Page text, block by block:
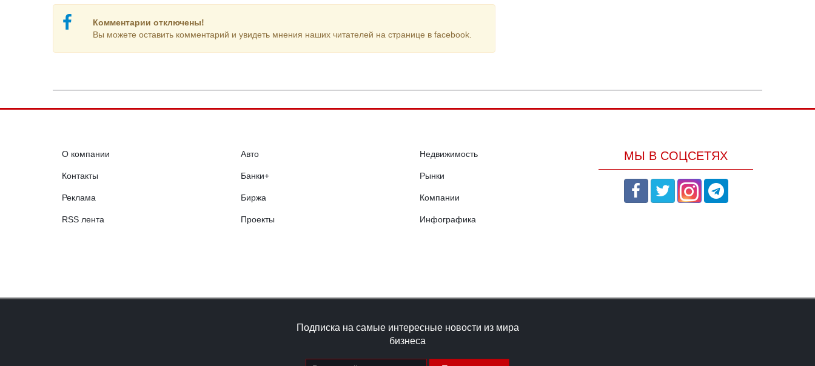
Комментарии отключены!
Вы можете оставить комментарий и увидеть мнения наших читателей на странице в facebook.
О компании
Контакты
Реклама
RSS лента
Авто
Банки+
Биржа
Проекты
Недвижимость
Рынки
Компании
Инфографика
МЫ В СОЦСЕТЯХ
Подписка на самые интересные новости из мира
бизнеса